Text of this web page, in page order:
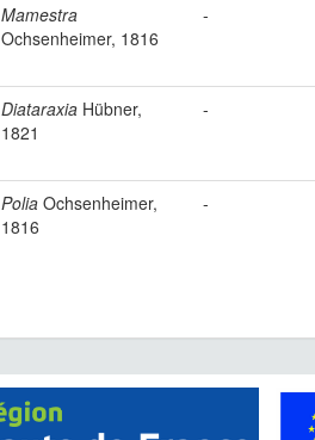
Mamestra
Ochsenheimer, 1816
-
Diataraxia Hübner,
1821
-
Polia Ochsenheimer,
1816
-